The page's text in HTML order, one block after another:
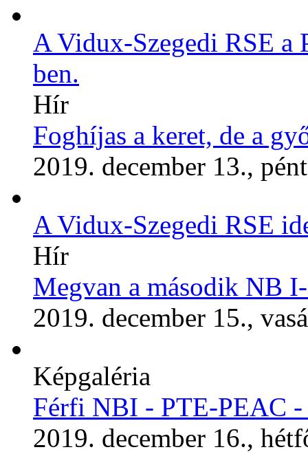
A Vidux-Szegedi RSE a
ben.
Hír
Foghíjas a keret, de a
2019. december 13.,
A Vidux-Szegedi RSE
Hír
Megvan a második NB
2019. december 15.,
Képgaléria
Férfi NBI - PTE-PEAC -
2019. december 16.,